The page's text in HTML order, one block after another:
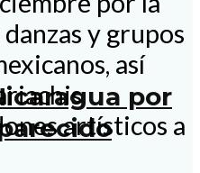
por
y grupos
así
artísticos a